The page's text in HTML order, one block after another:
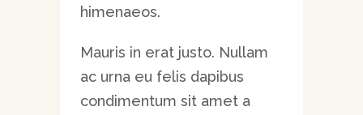
himenaeos.
Mauris in erat justo. Nullam
ac urna eu felis dapibus
condimentum sit amet a